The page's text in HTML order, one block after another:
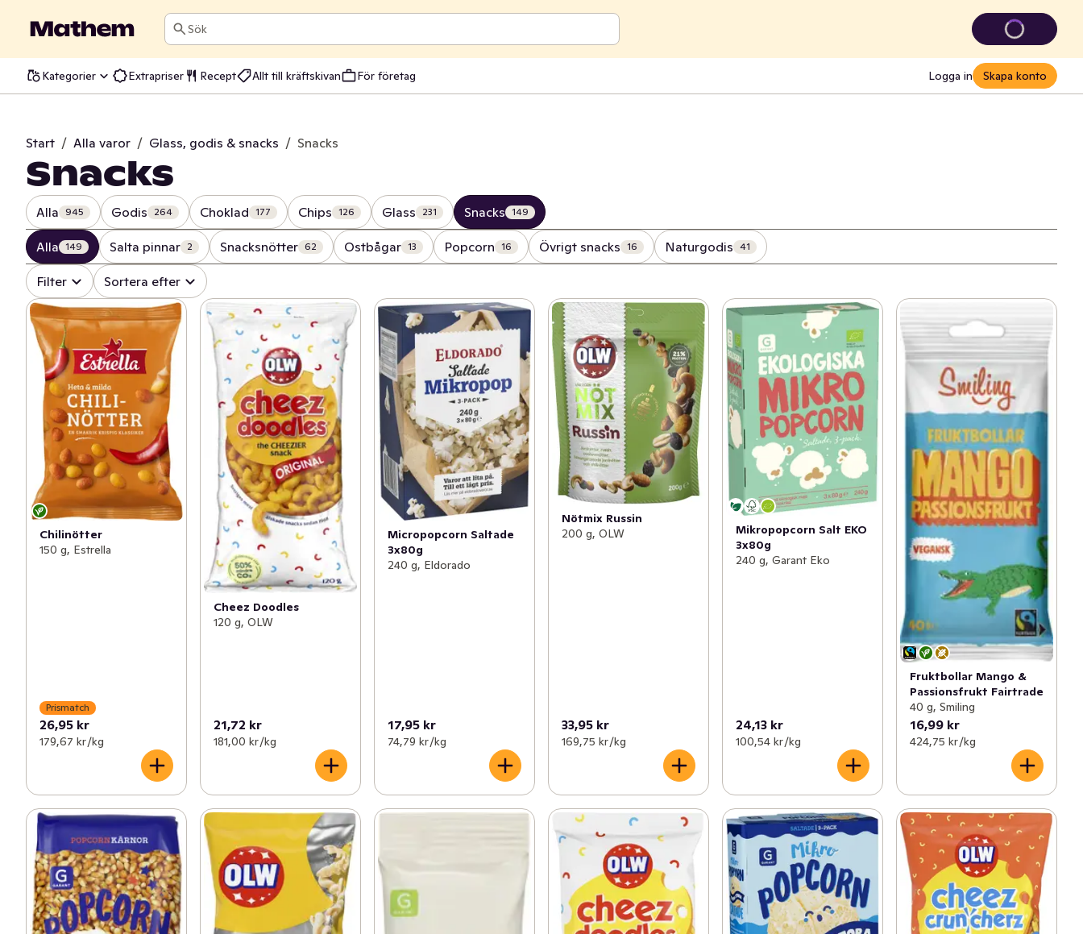
Sök
Kategorier Extrapriser Recept Allt till kräftskivan För företag Logga in Skapa konto
Start / Alla varor / Glass, godis & snacks / Snacks
Snacks
Alla 945 Godis 264 Choklad 177 Chips 126 Glass 231 Snacks 149
Alla 149 Salta pinnar 2 Snacksnötter 62 Ostbågar 13 Popcorn 16 Övrigt snacks 16 Naturgodis 41
Filter Sortera efter
Chilinötter
150 g, Estrella
Prismatch
26,95 kr
179,67 kr /kg
Cheez Doodles
120 g, OLW
21,72 kr
181,00 kr /kg
Micropopcorn Saltade
3x80g
240 g, Eldorado
17,95 kr
74,79 kr /kg
Nötmix Russin
200 g, OLW
33,95 kr
169,75 kr /kg
Mikropopcorn Salt EKO
3x80g
240 g, Garant Eko
24,13 kr
100,54 kr /kg
Fruktbollar Mango &
Passionsfrukt Fairtrade
40 g, Smiling
16,99 kr
424,75 kr /kg